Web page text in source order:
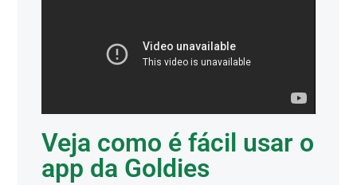
Veja como é fácil usar o
app da Goldies